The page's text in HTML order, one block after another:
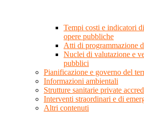
Tempi costi e indicatori
opere pubbliche
Atti di programmazione
Nuclei di valutazione e
pubblici
Pianificazione e governo del
Informazioni ambientali
Strutture sanitarie private
Interventi straordinari e di
Altri contenuti